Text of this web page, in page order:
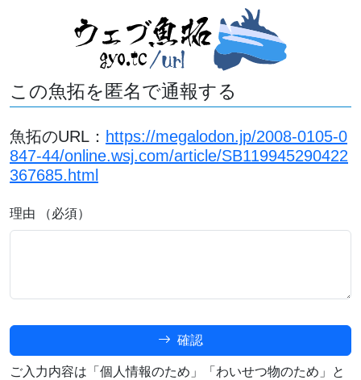
この魚拓を匿名で通報する
魚拓のURL： https://megalodon.jp/2008-0105-0
847-44/online.wsj.com/article/SB119945290422
367685.html
理由 （必須）
確認
ご入力内容は「個人情報のため」「わいせつ物のため」と